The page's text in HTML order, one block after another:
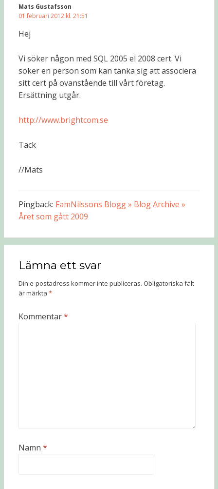
Mats Gustafsson
01 februari 2012 kl. 21:51
Hej
Vi söker någon med SQL 2005 el 2008 cert. Vi
söker en person som kan tänka sig att associera
sitt cert på ovanstående till vårt företag.
Ersättning utgår.
http://www.brightcom.se
Tack
//Mats
Pingback: FamNilssons Blogg » Blog Archive »
Året som gått 2009
Lämna ett svar
Din e-postadress kommer inte publiceras. Obligatoriska fält
är märkta *
Kommentar*
Namn *